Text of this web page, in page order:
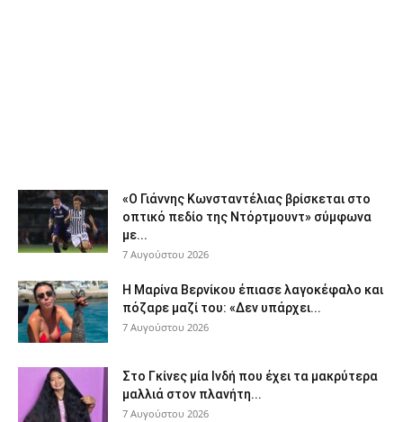
«Ο Γιάννης Κωνσταντέλιας βρίσκεται στο
οπτικό πεδίο της Ντόρτμουντ» σύμφωνα
με...
7 Αυγούστου 2026
Η Μαρίνα Βερνίκου έπιασε λαγοκέφαλο και
πόζαρε μαζί του: «Δεν υπάρχει...
7 Αυγούστου 2026
Στο Γκίνες μία Ινδή που έχει τα μακρύτερα
μαλλιά στον πλανήτη...
7 Αυγούστου 2026